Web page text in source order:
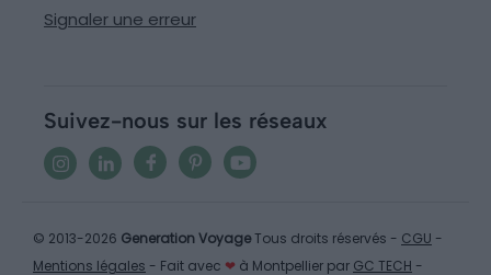
Signaler une erreur
Suivez-nous sur les réseaux
© 2013-2026 Generation VoyageTous droits réservés - CGU -
Mentions légales - Fait avec ❤ à Montpellier par GC TECH -